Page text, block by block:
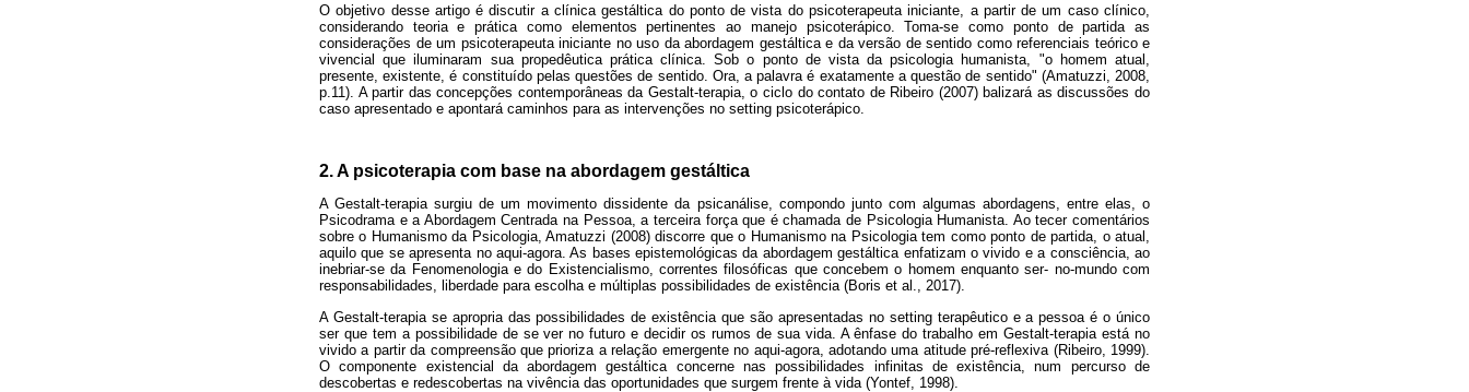
O objetivo desse artigo é discutir a clínica gestáltica do ponto de vista do psicoterapeuta iniciante, a partir de um caso clínico,
considerando teoria e prática como elementos pertinentes ao manejo psicoterápico. Toma-se como ponto de partida as
considerações de um psicoterapeuta iniciante no uso da abordagem gestáltica e da versão de sentido como referenciais teórico e
vivencial que iluminaram sua propedêutica prática clínica. Sob o ponto de vista da psicologia humanista, "o homem atual,
presente, existente, é constituído pelas questões de sentido. Ora, a palavra é exatamente a questão de sentido" (Amatuzzi, 2008,
p.11). A partir das concepções contemporâneas da Gestalt-terapia, o ciclo do contato de Ribeiro (2007) balizará as discussões do
caso apresentado e apontará caminhos para as intervenções no setting psicoterápico.
2. A psicoterapia com base na abordagem gestáltica
A Gestalt-terapia surgiu de um movimento dissidente da psicanálise, compondo junto com algumas abordagens, entre elas, o
Psicodrama e a Abordagem Centrada na Pessoa, a terceira força que é chamada de Psicologia Humanista. Ao tecer comentários
sobre o Humanismo da Psicologia, Amatuzzi (2008) discorre que o Humanismo na Psicologia tem como ponto de partida, o atual,
aquilo que se apresenta no aqui-agora. As bases epistemológicas da abordagem gestáltica enfatizam o vivido e a consciência, ao
inebriar-se da Fenomenologia e do Existencialismo, correntes filosóficas que concebem o homem enquanto ser- no-mundo com
responsabilidades, liberdade para escolha e múltiplas possibilidades de existência (Boris et al., 2017).
A Gestalt-terapia se apropria das possibilidades de existência que são apresentadas no setting terapêutico e a pessoa é o único
ser que tem a possibilidade de se ver no futuro e decidir os rumos de sua vida. A ênfase do trabalho em Gestalt-terapia está no
vivido a partir da compreensão que prioriza a relação emergente no aqui-agora, adotando uma atitude pré-reflexiva (Ribeiro, 1999).
O componente existencial da abordagem gestáltica concerne nas possibilidades infinitas de existência, num percurso de
descobertas e redescobertas na vivência das oportunidades que surgem frente à vida (Yontef, 1998).